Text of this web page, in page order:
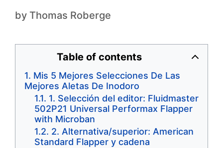
by Thomas Roberge
Table of contents
Mis 5 Mejores Selecciones De Las
Mejores Aletas De Inodoro
1. Selección del editor: Fluidmaster
502P21 Universal Performax Flapper
with Microban
2. Alternativa/superior: American
Standard Flapper y cadena